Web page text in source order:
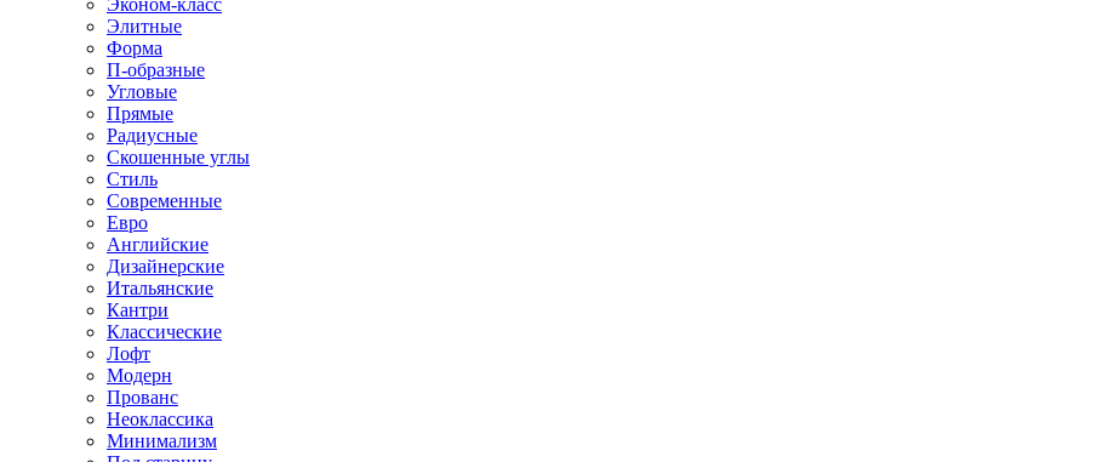
Элитные
Форма
П-образные
Угловые
Прямые
Радиусные
Скошенные углы
Стиль
Современные
Евро
Английские
Дизайнерские
Итальянские
Кантри
Классические
Лофт
Модерн
Прованс
Неоклассика
Минимализм